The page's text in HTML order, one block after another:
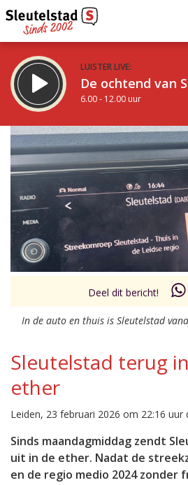
LUISTER LIVE:
De ochtend van
6.00 - 12.00 uur
STRAKS:
De middag van Sleutelstad
12.00 - 18.00 uur
Vorig uur
uur 1 van 0
Deel dit bericht!
In de auto en thuis is Sleutelstad
Sleutelstad terug
ether
Leiden, 23 februari 2026 om 22:16 uur
Sinds maandagmiddag zendt
uit in de ether. Nadat de
en de regio medio 2024 zonder